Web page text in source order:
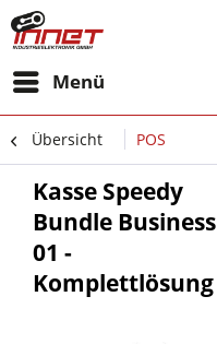
Menü
Übersicht POS
Kasse Speedy
Bundle Business
01 -
Komplettlösung